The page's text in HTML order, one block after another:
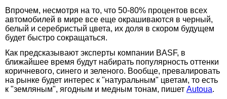
Впрочем, несмотря на то, что 50-80% процентов всех
автомобилей в мире все еще окрашиваются в черный,
белый и серебристый цвета, их доля в скором будущем
будет быстро сокращаться.
Как предсказывают эксперты компании BASF, в
ближайшее время будут набирать популярность оттенки
коричневого, синего и зеленого. Вообще, превалировать
на рынке будет интерес к "натуральным" цветам, то есть
к "земляным", ягодным и медным тонам, пишет Autoua.